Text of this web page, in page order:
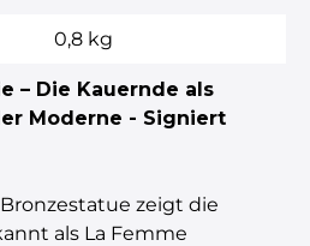
0,8 kg
– Die Kauernde als
Moderne - Signiert
zeigt die
als La Femme